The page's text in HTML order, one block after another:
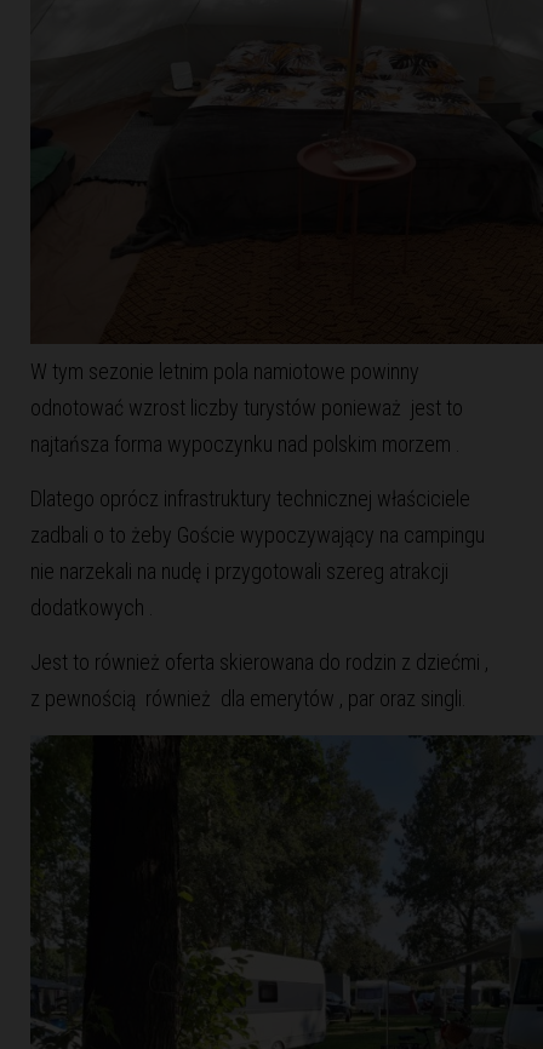
W tym sezonie letnim pola namiotowe powinny
odnotować wzrost liczby turystów ponieważ jest to
najtańsza forma wypoczynku nad polskim morzem .
Dlatego oprócz infrastruktury technicznej właściciele
zadbali o to żeby Goście wypoczywający na campingu
nie narzekali na nudę i przygotowali szereg atrakcji
dodatkowych .
Jest to również oferta skierowana do rodzin z dziećmi ,
z pewnością również dla emerytów , par oraz singli.